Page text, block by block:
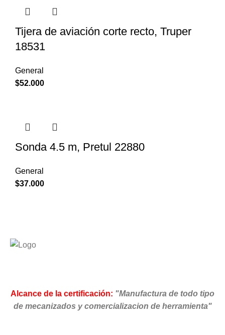
Tijera de aviación corte recto, Truper
18531
General
$52.000
Sonda 4.5 m, Pretul 22880
General
$37.000
Alcance de la certificación: "Manufactura de todo tipo
de mecanizados y comercializacion de herramienta"